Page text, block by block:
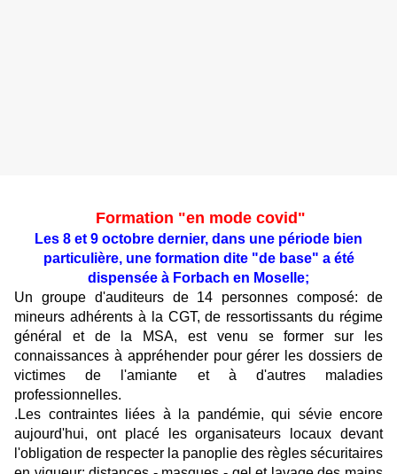
Formation "en mode covid"
Les 8 et 9 octobre dernier, dans une période bien
particulière, une formation dite "de base" a été
dispensée à Forbach en Moselle;
Un groupe d'auditeurs de 14 personnes composé: de
mineurs adhérents à la CGT, de ressortissants du régime
général et de la MSA, est venu se former sur les
connaissances à appréhender pour gérer les dossiers de
victimes de l'amiante et à d'autres maladies
professionnelles.
.Les contraintes liées à la pandémie, qui sévie encore
aujourd'hui, ont placé les organisateurs locaux devant
l'obligation de respecter la panoplie des règles sécuritaires